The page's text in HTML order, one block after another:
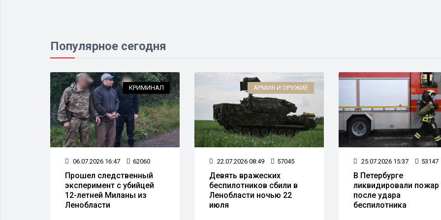
Популярное сегодня
КРИМИНАЛ
06.07.2026 16:47 62060
Прошел следственный
эксперимент с убийцей
12-летней Миланы из
Ленобласти
АРМИЯ И ОРУЖИЕ
22.07.2026 08:49 57045
Девять вражеских
беспилотников сбили в
Ленобласти ночью 22
июля
25.07.2026 15:37 53147
В Петербурге
ликвидировали пожар
после удара
беспилотника